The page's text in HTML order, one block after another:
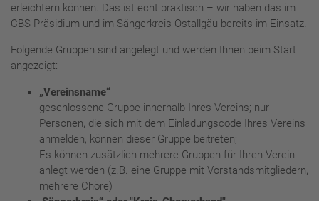
erleichtern können. Das ist echt praktisch – wir haben das im
CBS-Präsidium und im Sängerkreis Ostallgäu bereits im Einsatz.
Folgende Gruppen sind angelegt und werden Ihnen beim Start
angezeigt:
„Vereinsname“
geschlossene Gruppe innerhalb Ihres Vereins; nur
Personen, die sich mit dem Einladungscode Ihres Vereins
anmelden, können dieser Gruppe beitreten;
Es können zusätzlich mehrere Gruppen für Ihren Verein
anlegt werden (z.B. eine Gruppe mit Vorstandsmitgliedern,
mehrere Chöre)